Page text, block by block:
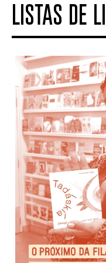
LISTAS DE